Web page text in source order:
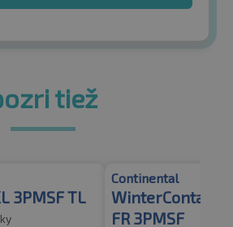
tiež
3PMSF TL
Continental
WinterContact
FR 3PMSF